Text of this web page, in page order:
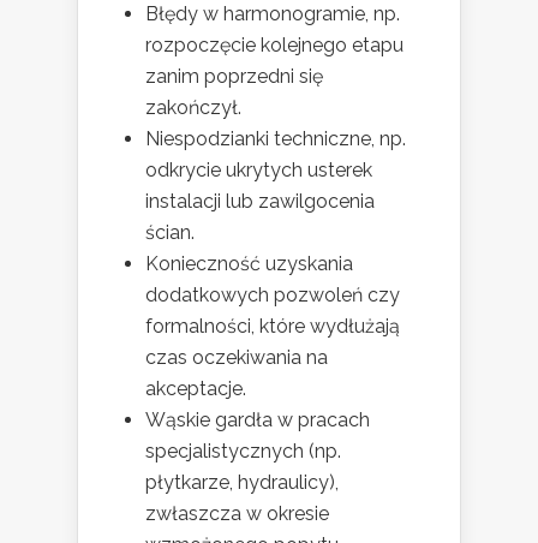
Błędy w harmonogramie, np.
rozpoczęcie kolejnego etapu
zanim poprzedni się
zakończył.
Niespodzianki techniczne, np.
odkrycie ukrytych usterek
instalacji lub zawilgocenia
ścian.
Konieczność uzyskania
dodatkowych pozwoleń czy
formalności, które wydłużają
czas oczekiwania na
akceptacje.
Wąskie gardła w pracach
specjalistycznych (np.
płytkarze, hydraulicy),
zwłaszcza w okresie